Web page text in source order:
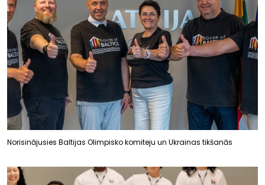
Norisinājusies Baltijas Olimpisko komiteju un Ukrainas tikšanās